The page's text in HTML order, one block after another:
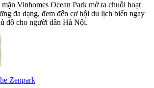
Vinhomes Ocean Park mở ra chuỗi hoạt
đa dạng, đem đến cơ hội du lịch biển ngay
đô cho người dân Hà Nội.
Zenpark